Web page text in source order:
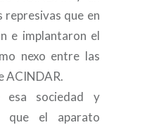
que en
e implantaron el
nexo entre las
ACINDAR.
esa sociedad y
que el aparato